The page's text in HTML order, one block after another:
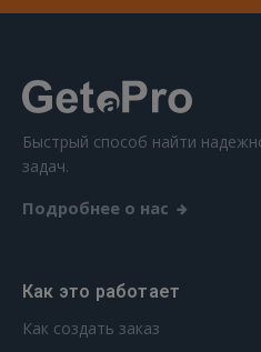
Быстрый способ найти
задач.
Подробнее о нас
Как это работает
Как создать заказ